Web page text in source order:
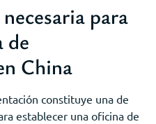
para
de
China
constituye una de
establecer una oficina de